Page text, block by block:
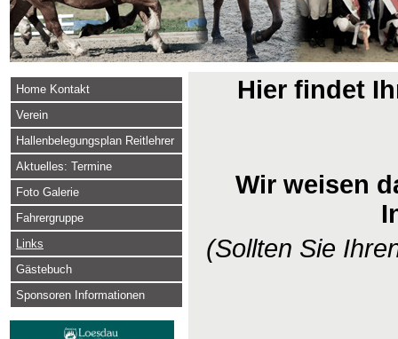
Home Kontakt
Verein
Hallenbelegungsplan Reitlehrer
Aktuelles: Termine
Foto Galerie
Fahrergruppe
Links
Gästebuch
Sponsoren Informationen
Hier findet
Wir weisen
(Sollten Sie